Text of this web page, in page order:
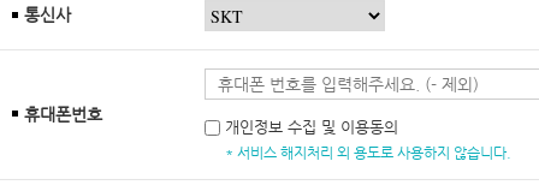
통신사
휴대폰번호
개인정보 수집 및 이용동의
* 서비스 해지처리 외 용도로 사용하지 않습니다.